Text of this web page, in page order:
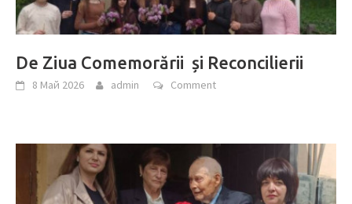
De Ziua Comemorării și Reconcilierii
8 Май 2026 admin Comment